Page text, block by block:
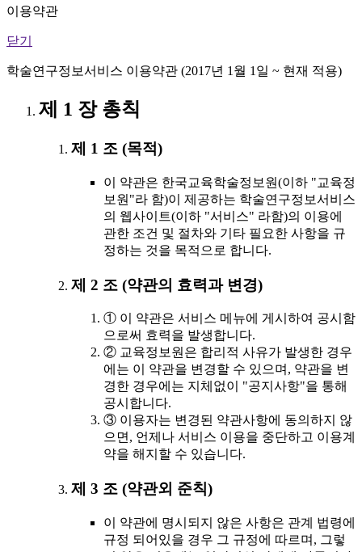
이용약관
닫기
학술연구정보서비스 이용약관 (2017년 1월 1일 ~ 현재 적용)
제 1 장 총칙
제 1 조 (목적)
이 약관은 한국교육학술정보원(이하 "교육정
보원"라 함)이 제공하는 학술연구정보서비스
의 웹사이트(이하 "서비스" 라함)의 이용에
관한 조건 및 절차와 기타 필요한 사항을 규
정하는 것을 목적으로 합니다.
제 2 조 (약관의 효력과 변경)
① 이 약관은 서비스 메뉴에 게시하여 공시함
으로써 효력을 발생합니다.
② 교육정보원은 합리적 사유가 발생한 경우
에는 이 약관을 변경할 수 있으며, 약관을 변
경한 경우에는 지체없이 "공지사항"을 통해
공시합니다.
③ 이용자는 변경된 약관사항에 동의하지 않
으면, 언제나 서비스 이용을 중단하고 이용계
약을 해지할 수 있습니다.
제 3 조 (약관외 준칙)
이 약관에 명시되지 않은 사항은 관계 법령에
규정 되어있을 경우 그 규정에 따르며, 그렇